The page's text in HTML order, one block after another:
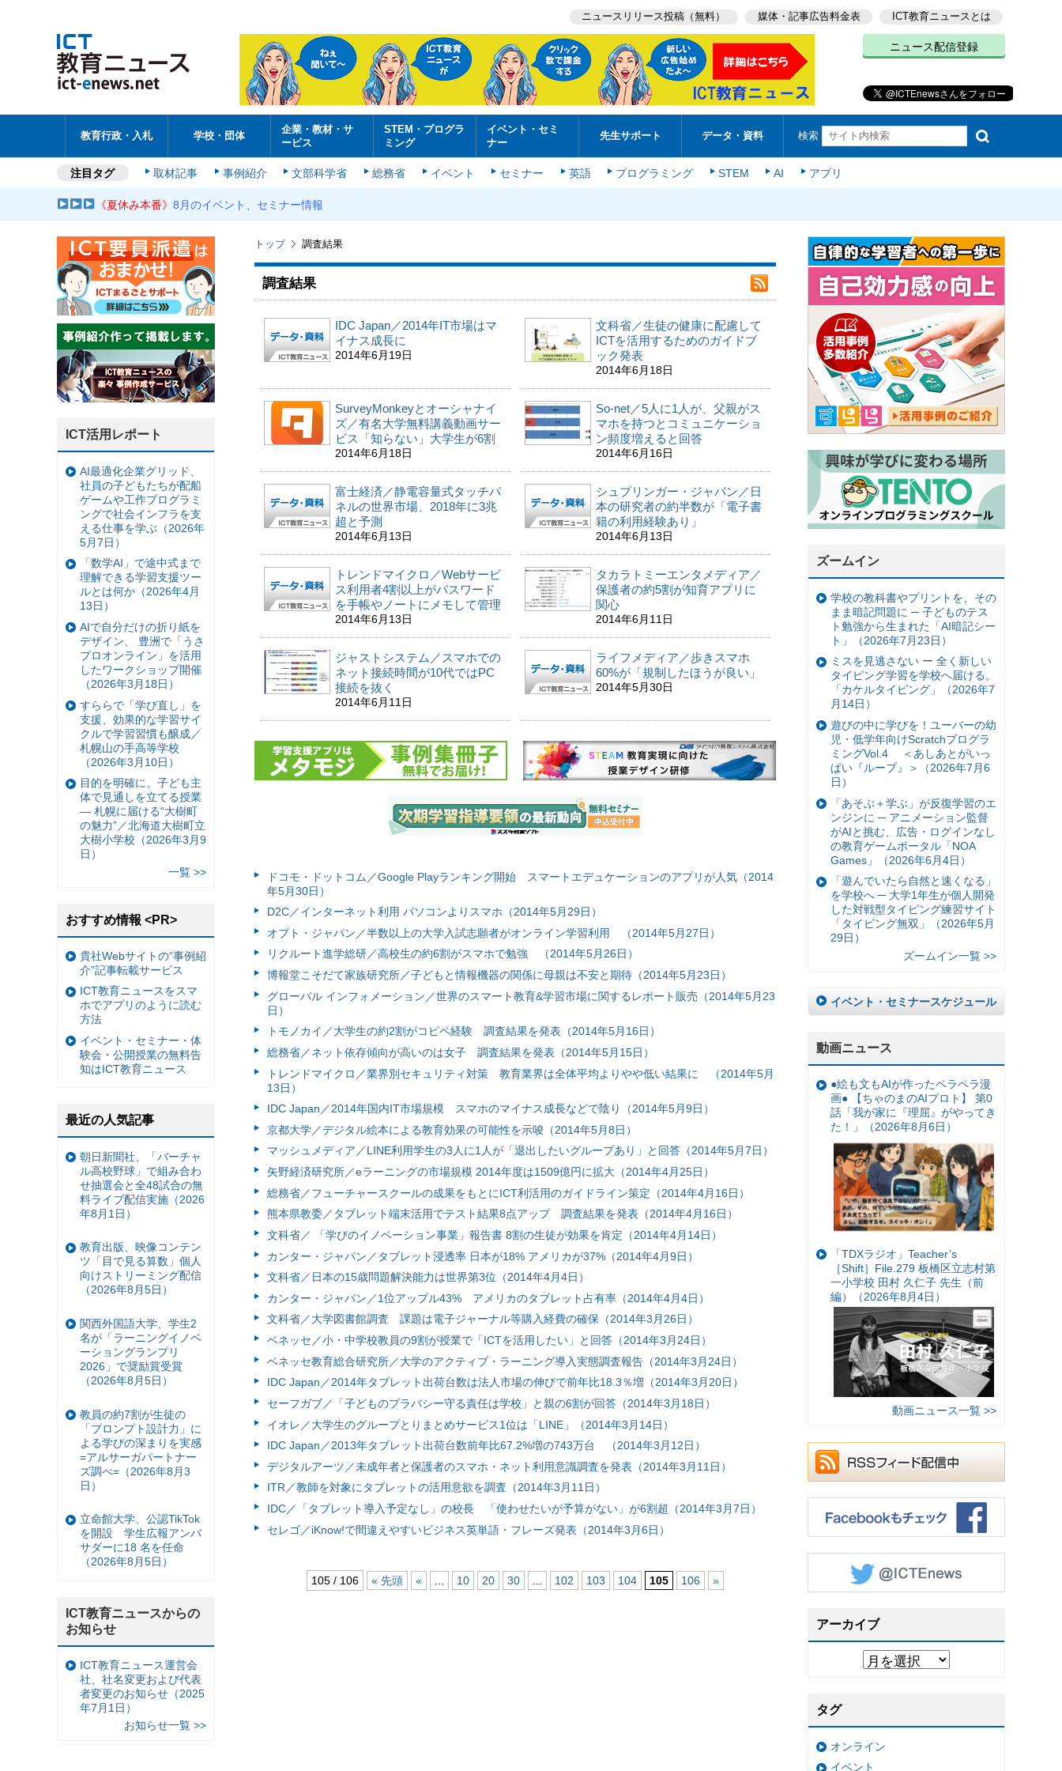
ニュースリリース投稿（無料） 媒体・記事広告料金表 ICT教育ニュースとは
ニュース配信登録
教育行政・入札 学校・団体
企業・教材・サ
ービス
STEM・プログラ
ミング
イベント・セミ
ナー
先生サポート データ・資料 検索
注目タグ 取材記事 事例紹介 文部科学省 総務省 イベント セミナー 英語 プログラミング STEM AI アプリ
《夏休み本番》8月のイベント、セミナー情報
トップ 調査結果
調査結果
IDC Japan／2014年IT市場はマ
イナス成長に
2014年6月19日
文科省／生徒の健康に配慮して
ICTを活用するためのガイドブ
ック発表
2014年6月18日
SurveyMonkeyとオーシャナイ
ズ／有名大学無料講義動画サー
ビス「知らない」大学生が6割
2014年6月18日
So-net／5人に1人が、父親がス
マホを持つとコミュニケーショ
ン頻度増えると回答
2014年6月16日
富士経済／静電容量式タッチパ
ネルの世界市場、2018年に3兆
超と予測
2014年6月13日
シュプリンガー・ジャパン／日
本の研究者の約半数が「電子書
籍の利用経験あり」
2014年6月13日
トレンドマイクロ／Webサービ
ス利用者4割以上がパスワード
を手帳やノートにメモして管理
2014年6月13日
タカラトミーエンタメディア／
保護者の約5割が知育アプリに
関心
2014年6月11日
ジャストシステム／スマホでの
ネット接続時間が10代ではPC
接続を抜く
2014年6月11日
ライフメディア／歩きスマホ
60%が「規制したほうが良い」
2014年5月30日
ドコモ・ドットコム／Google Playランキング開始 スマートエデュケーションのアプリが人気（2014
年5月30日）
D2C／インターネット利用 パソコンよりスマホ（2014年5月29日）
オプト・ジャパン／半数以上の大学入試志願者がオンライン学習利用 （2014年5月27日）
リクルート進学総研／高校生の約6割がスマホで勉強 （2014年5月26日）
博報堂こそだて家族研究所／子どもと情報機器の関係に母親は不安と期待（2014年5月23日）
グローバル インフォメーション／世界のスマート教育&学習市場に関するレポート販売（2014年5月23
日）
トモノカイ／大学生の約2割がコピペ経験 調査結果を発表（2014年5月16日）
総務省／ネット依存傾向が高いのは女子 調査結果を発表（2014年5月15日）
トレンドマイクロ／業界別セキュリティ対策 教育業界は全体平均よりやや低い結果に （2014年5月
13日）
IDC Japan／2014年国内IT市場規模 スマホのマイナス成長などで陰り（2014年5月9日）
京都大学／デジタル絵本による教育効果の可能性を示唆（2014年5月8日）
マッシュメディア／LINE利用学生の3人に1人が「退出したいグループあり」と回答（2014年5月7日）
矢野経済研究所／eラーニングの市場規模 2014年度は1509億円に拡大（2014年4月25日）
総務省／フューチャースクールの成果をもとにICT利活用のガイドライン策定（2014年4月16日）
熊本県教委／タブレット端末活用でテスト結果8点アップ 調査結果を発表（2014年4月16日）
文科省／ 「学びのイノベーション事業」報告書 8割の生徒が効果を肯定（2014年4月14日）
カンター・ジャパン／タブレット浸透率 日本が18% アメリカが37%（2014年4月9日）
文科省／日本の15歳問題解決能力は世界第3位（2014年4月4日）
カンター・ジャパン／1位アップル43% アメリカのタブレット占有率（2014年4月4日）
文科省／大学図書館調査 課題は電子ジャーナル等購入経費の確保（2014年3月26日）
ベネッセ／小・中学校教員の9割が授業で「ICTを活用したい」と回答（2014年3月24日）
ベネッセ教育総合研究所／大学のアクティブ・ラーニング導入実態調査報告（2014年3月24日）
IDC Japan／2014年タブレット出荷台数は法人市場の伸びで前年比18.3％増（2014年3月20日）
セーフガブ／「子どものプラバシー守る責任は学校」と親の6割が回答（2014年3月18日）
イオレ／大学生のグループとりまとめサービス1位は「LINE」（2014年3月14日）
IDC Japan／2013年タブレット出荷台数前年比67.2%増の743万台 （2014年3月12日）
デジタルアーツ／未成年者と保護者のスマホ・ネット利用意識調査を発表（2014年3月11日）
ITR／教師を対象にタブレットの活用意欲を調査（2014年3月11日）
IDC／「タブレット導入予定なし」の校長 「使わせたいが予算がない」が6割超（2014年3月7日）
セレゴ／iKnow!で間違えやすいビジネス英単語・フレーズ発表（2014年3月6日）
105 / 106 « 先頭 « 10 20 30 102 103 104 105 106 »
ズームイン
学校の教科書やプリントを、その
まま暗記問題に ─ 子どものテス
ト勉強から生まれた「AI暗記シー
ト」（2026年7月23日）
ミスを見逃さない ー 全く新しい
タイピング学習を学校へ届ける。
「カケルタイピング」（2026年7
月14日）
遊びの中に学びを！ユーバーの幼
児・低学年向けScratchプログラ
ミングVol.4 ＜あしあとがいっ
ぱい『ループ』＞（2026年7月6
日）
「あそぶ＋学ぶ」が反復学習のエ
ンジンに ─ アニメーション監督
がAIと挑む、広告・ログインなし
の教育ゲームポータル「NOA
Games」（2026年6月4日）
「遊んでいたら自然と速くなる」
を学校へ ─ 大学1年生が個人開発
した対戦型タイピング練習サイト
「タイピング無双」（2026年5月
29日）
ズームイン一覧 >>
イベント・セミナースケジュール
動画ニュース
●絵も文もAIが作ったペラペラ漫
画● 【ちゃのまのAIプロト】 第0
話「我が家に『理屈』がやってき
た！」（2026年8月6日）
「TDXラジオ」Teacher’s
［Shift］File.279 板橋区立志村第
一小学校 田村 久仁子 先生（前
編）（2026年8月4日）
動画ニュース一覧 >>
アーカイブ
タグ
オンライン
イベント
ICT活用レポート
AI最適化企業グリッド、
社員の子どもたちが配船
ゲームや工作プログラミ
ングで社会インフラを支
える仕事を学ぶ（2026年
5月7日）
「数学AI」で途中式まで
理解できる学習支援ツー
ルとは何か（2026年4月
13日）
AIで自分だけの折り紙を
デザイン、 豊洲で「うさ
プロオンライン」を活用
したワークショップ開催
（2026年3月18日）
すららで「学び直し」を
支援、効果的な学習サイ
クルで学習習慣も醸成／
札幌山の手高等学校
（2026年3月10日）
目的を明確に、子ども主
体で見通しを立てる授業
— 札幌に届ける“大樹町
の魅力”／北海道大樹町立
大樹小学校（2026年3月9
日）
一覧 >>
おすすめ情報 <PR>
貴社Webサイトの“事例紹
介”記事転載サービス
ICT教育ニュースをスマ
ホでアプリのように読む
方法
イベント・セミナー・体
験会・公開授業の無料告
知はICT教育ニュース
最近の人気記事
朝日新聞社、「バーチャ
ル高校野球」で組み合わ
せ抽選会と全48試合の無
料ライブ配信実施（2026
年8月1日）
教育出版、映像コンテン
ツ「目で見る算数」個人
向けストリーミング配信
（2026年8月5日）
関西外国語大学、学生2
名が「ラーニングイノベ
ーショングランプリ
2026」で奨励賞受賞
（2026年8月5日）
教員の約7割が生徒の
「プロンプト設計力」に
よる学びの深まりを実感
=アルサーガパートナー
ズ調べ=（2026年8月3
日）
立命館大学、公認TikTok
を開設 学生広報アンバ
サダーに18 名を任命
（2026年8月5日）
ICT教育ニュースからの
お知らせ
ICT教育ニュース運営会
社、社名変更および代表
者変更のお知らせ（2025
年7月1日）
お知らせ一覧 >>